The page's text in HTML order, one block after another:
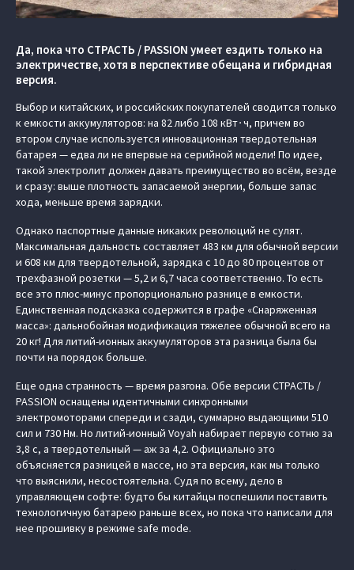
Да, пока что СТРАСТЬ / PASSION умеет ездить только на
электричестве, хотя в перспективе обещана и гибридная
версия.
Выбор и китайских, и российских покупателей сводится только
к емкости аккумуляторов: на 82 либо 108 кВт∙ч, причем во
втором случае используется инновационная твердотельная
батарея — едва ли не впервые на серийной модели! По идее,
такой электролит должен давать преимущество во всём, везде
и сразу: выше плотность запасаемой энергии, больше запас
хода, меньше время зарядки.
Однако паспортные данные никаких революций не сулят.
Максимальная дальность составляет 483 км для обычной версии
и 608 км для твердотельной, зарядка с 10 до 80 процентов от
трехфазной розетки — 5,2 и 6,7 часа соответственно. То есть
все это плюс-минус пропорционально разнице в емкости.
Единственная подсказка содержится в графе «Снаряженная
масса»: дальнобойная модификация тяжелее обычной всего на
20 кг! Для литий-ионных аккумуляторов эта разница была бы
почти на порядок больше.
Еще одна странность — время разгона. Обе версии СТРАСТЬ /
PASSION оснащены идентичными синхронными
электромоторами спереди и сзади, суммарно выдающими 510
сил и 730 Нм. Но литий-ионный Voyah набирает первую сотню за
3,8 с, а твердотельный — аж за 4,2. Официально это
объясняется разницей в массе, но эта версия, как мы только
что выяснили, несостоятельна. Судя по всему, дело в
управляющем софте: будто бы китайцы поспешили поставить
технологичную батарею раньше всех, но пока что написали для
нее прошивку в режиме safe mode.